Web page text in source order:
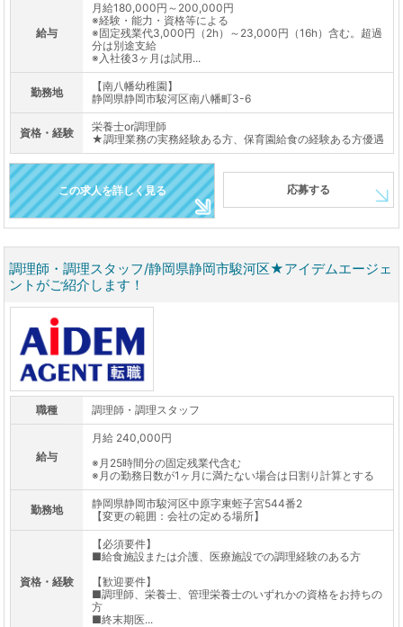
給与
月給180,000円～200,000円
※経験・能力・資格等による
※固定残業代3,000円（2h）～23,000円（16h）含む。超過
分は別途支給
※入社後3ヶ月は試用...
勤務地
【南八幡幼稚園】
静岡県静岡市駿河区南八幡町3-6
資格・経験
栄養士or調理師
★調理業務の実務経験ある方、保育園給食の経験ある方優遇
この求人を詳しく見る 応募する
調理師・調理スタッフ/静岡県静岡市駿河区★アイデムエージェ
ントがご紹介します！
職種 調理師・調理スタッフ
給与
月給 240,000円
※月25時間分の固定残業代含む
※月の勤務日数が1ヶ月に満たない場合は日割り計算とする
勤務地
静岡県静岡市駿河区中原字東蛭子宮544番2
【変更の範囲：会社の定める場所】
資格・経験
【必須要件】
■給食施設または介護、医療施設での調理経験のある方
【歓迎要件】
■調理師、栄養士、管理栄養士のいずれかの資格をお持ちの
方
■終末期医...